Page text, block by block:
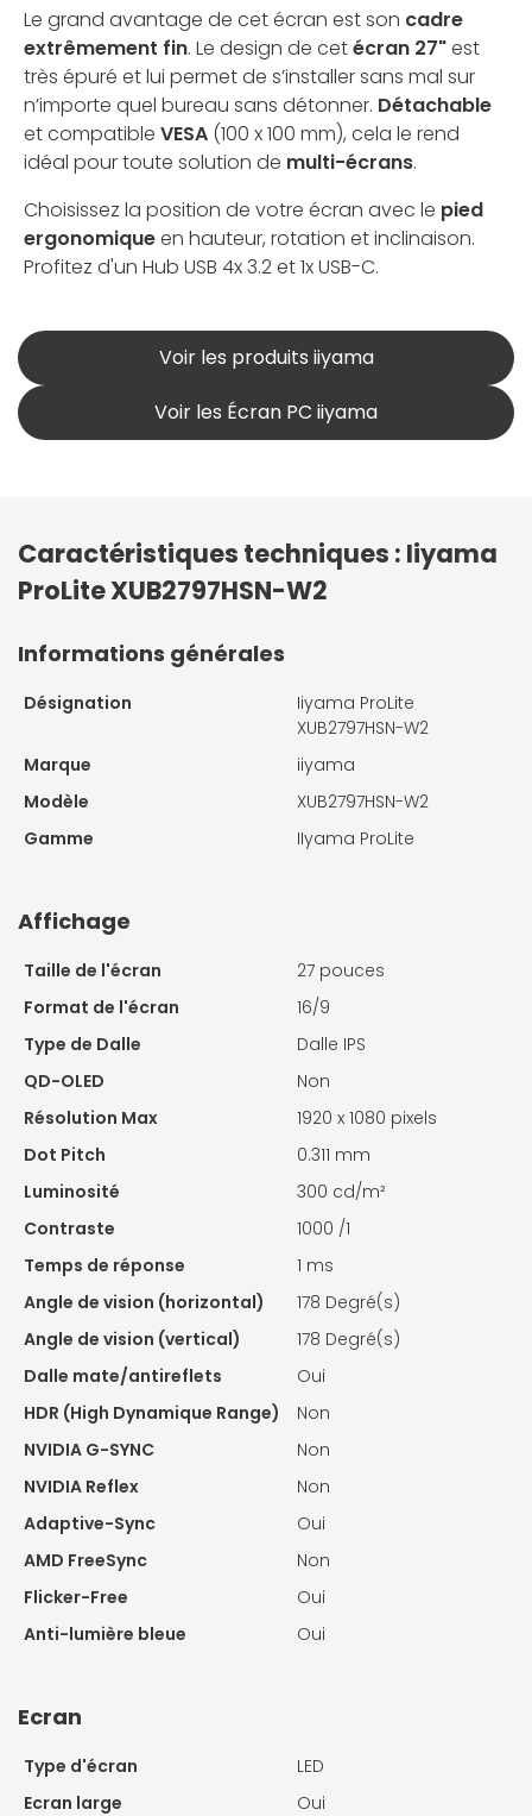
Le grand avantage de cet écran est son cadre
extrêmement fin. Le design de cetécran 27"est
très épuré et lui permet de s’installer sans mal sur
n’importe quel bureau sans détonner. Détachable
et compatible VESA (100 x 100 mm), cela le rend
idéal pour toute solution de multi-écrans.
Choisissez la position de votre écran avec le pied
ergonomiqueen hauteur, rotation et inclinaison.
Profitez d'un Hub USB 4x 3.2 et 1x USB-C.
Voir les produits iiyama
Voir les Écran PC iiyama
Caractéristiques techniques : Iiyama
ProLite XUB2797HSN-W2
Informations générales
Désignation
Iiyama ProLite
XUB2797HSN-W2
Marque
iiyama
Modèle
XUB2797HSN-W2
Gamme
IIyama ProLite
Affichage
Taille de l'écran
27 pouces
Format de l'écran
16/9
Type de Dalle
Dalle IPS
QD-OLED
Non
Résolution Max
1920 x 1080 pixels
Dot Pitch
0.311 mm
Luminosité
300 cd/m²
Contraste
1000 /1
Temps de réponse
1 ms
Angle de vision (horizontal)
178 Degré(s)
Angle de vision (vertical)
178 Degré(s)
Dalle mate/antireflets
Oui
HDR (High Dynamique Range)
Non
NVIDIA G-SYNC
Non
NVIDIA Reflex
Non
Adaptive-Sync
Oui
AMD FreeSync
Non
Flicker-Free
Oui
Anti-lumière bleue
Oui
Ecran
Type d'écran
LED
Ecran large
Oui